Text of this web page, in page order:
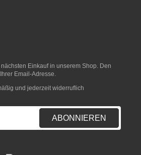
Einkauf in unserem Shop. Den
Email-Adresse.
und jederzeit widerruflich
ABONNIEREN